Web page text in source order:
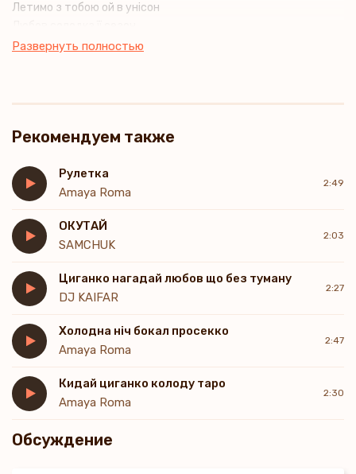
Летимо з тобою ой в унісон
Картулі діско лабай музон
Развернуть полностью
Рекомендуем также
Рулетка
Amaya Roma
2:49
ОКУТАЙ
SAMCHUK
2:03
Циганко нагадай любов що без туману
DJ KAIFAR
2:27
Холодна ніч бокал просекко
Amaya Roma
2:47
Кидай циганко колоду таро
Amaya Roma
2:30
Обсуждение